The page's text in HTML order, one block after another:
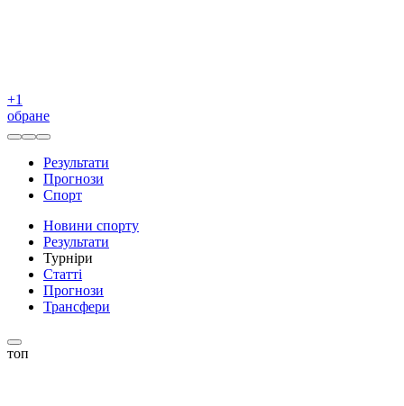
+1
обране
Результати
Прогнози
Спорт
Новини спорту
Результати
Турніри
Статті
Прогнози
Трансфери
топ